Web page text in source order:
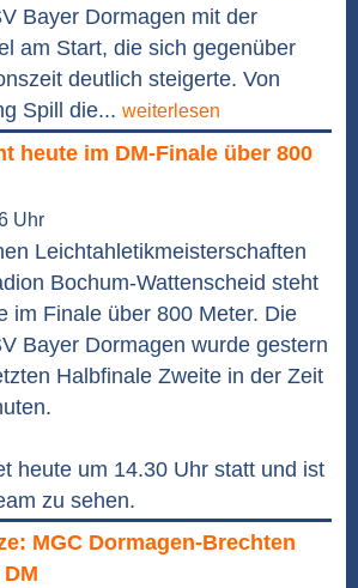
Bayer Dormagen mit der
am Start, die sich gegenüber
deutlich steigerte. Von
Spill die... weiterlesen
heute im DM-Finale über 800
Uhr
Leichtahletikmeisterschaften
Bochum-Wattenscheid steht
im Finale über 800 Meter. Die
Bayer Dormagen wurde gestern
Halbfinale Zweite in der Zeit
heute um 14.30 Uhr statt und ist
zu sehen.
MGC Dormagen-Brechten